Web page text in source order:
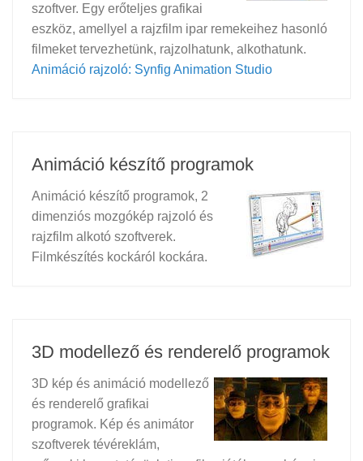
szoftver. Egy erőteljes grafikai
eszköz, amellyel a rajzfilm ipar remekeihez hasonló
filmeket tervezhetünk, rajzolhatunk, alkothatunk.
Animáció rajzoló: Synfig Animation Studio
Animáció készítő programok
Animáció készítő programok, 2
dimenziós mozgókép rajzoló és
rajzfilm alkotó szoftverek.
Filmkészítés kockáról kockára.
3D modellező és renderelő programok
3D kép és animáció modellező
és renderelő grafikai
programok. Kép és animátor
szoftverek tévéreklám,